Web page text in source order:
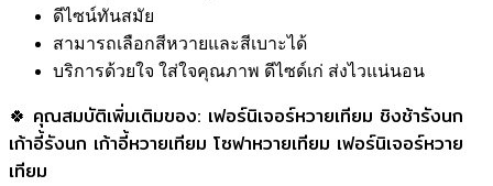
ดีไซน์ทันสมัย
สามารถเลือกสีหวายและสีเบาะได้
บริการด้วยใจ ใส่ใจคุณภาพ ดีไซด์เก่ ส่งไวแน่นอน
🍀 คุณสมบัติเพิ่มเติมของ: เฟอร์นิเจอร์หวายเทียม ชิงช้ารังนก
เก้าอี้รังนก เก้าอี้หวายเทียม โซฟาหวายเทียม เฟอร์นิเจอร์หวาย
เทียม